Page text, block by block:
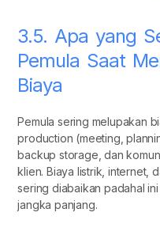
3.5. Apa yang
Pemula Saat
Biaya
Pemula sering melupakan
production (meeting,
backup storage, dan
klien. Biaya listrik, internet,
sering diabaikan padahal
jangka panjang.